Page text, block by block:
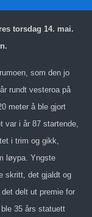
torsdag 14. mai.
som den jo
rundt vesteroa på
meter å ble gjort
var i år 87 startende,
i trim og gikk,
løypa. Yngste
skritt, det gjaldt og
delt ut premie for
35 års statuett